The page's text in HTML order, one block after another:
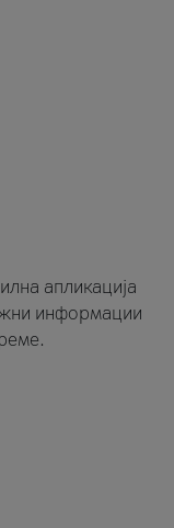
апликација
информации